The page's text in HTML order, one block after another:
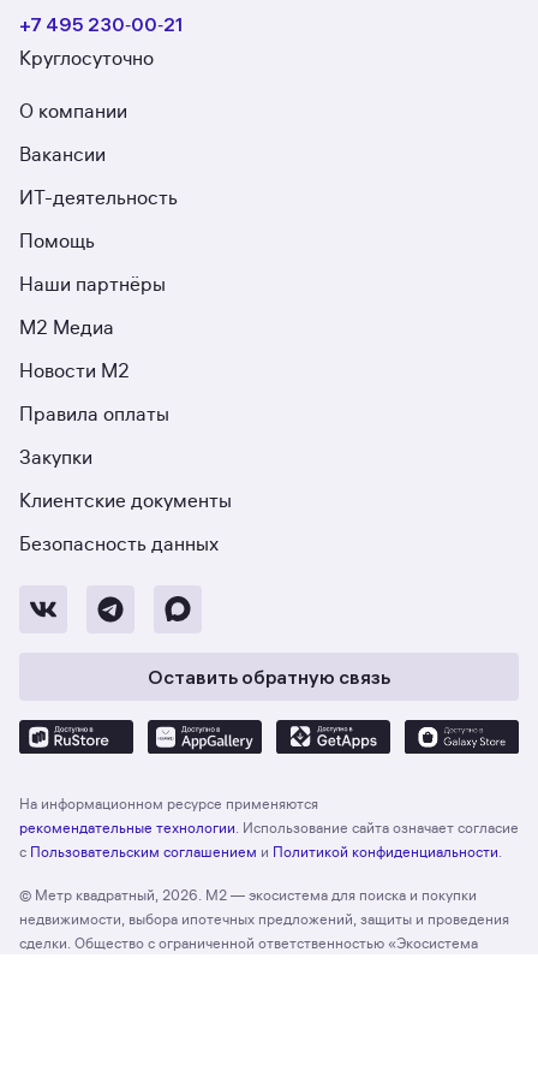
+7 495 230‑00‑21
Круглосуточно
О компании
Вакансии
ИТ-деятельность
Помощь
Наши партнёры
М2 Медиа
Новости М2
Правила оплаты
Закупки
Клиентские документы
Безопасность данных
Оставить обратную связь
На информационном ресурсе применяются
рекомендательные технологии . Использование сайта означает согласие
с Пользовательским соглашением и Политикой конфиденциальности
© Метр квадратный, 2026. М2 — экосистема для поиска и покупки
недвижимости, выбора ипотечных предложений, защиты и проведения
сделки. Общество с ограниченной ответственностью «Экосистема